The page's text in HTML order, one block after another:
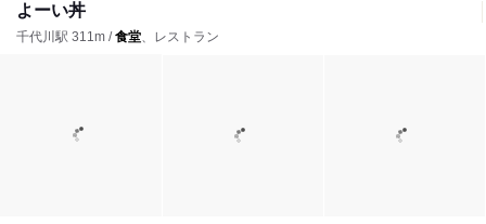
よーい丼
千代川駅 311m /食堂、レストラン